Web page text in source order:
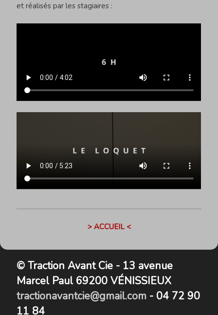
et réalisés par les stagiaires :
> ACCUEIL <
© Traction Avant Cie - 13 avenue
Marcel Paul 69200 VÉNISSIEUX
tractionavantcie@gmail.com - 04 72 90
11 84